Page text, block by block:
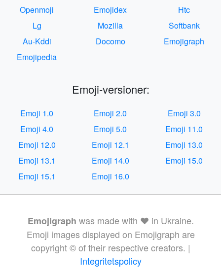
Openmoji
Emojidex
Htc
Lg
Mozilla
Softbank
Au-Kddi
Docomo
Emojigraph
Emojipedia
Emoji-versioner:
Emoji 1.0 Emoji 2.0
Emoji 3.0
Emoji 4.0
Emoji 5.0
Emoji 11.0
Emoji 12.0
Emoji 12.1
Emoji 13.0
Emoji 13.1
Emoji 14.0
Emoji 15.0
Emoji 15.1
Emoji 16.0
Emojigraph was made with ❤️ in Ukraine.
Emoji images displayed on Emojigraph are
copyright © of their respective creators. |
Integritetspolicy